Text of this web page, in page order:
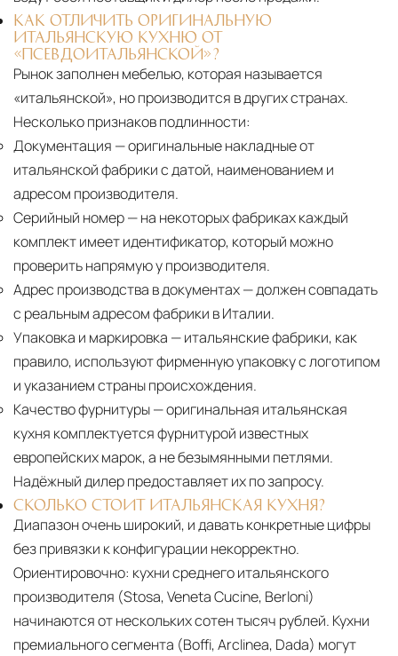
КАК ОТЛИЧИТЬ ОРИГИНАЛЬНУЮ
ИТАЛЬЯНСКУЮ КУХНЮ ОТ
«ПСЕВДОИТАЛЬЯНСКОЙ»?
Рынок заполнен мебелью, которая называется
«итальянской», но производится в других странах.
Несколько признаков подлинности:
Документация — оригинальные накладные от
итальянской фабрики с датой, наименованием и
адресом производителя.
Серийный номер— на некоторых фабриках каждый
комплект имеет идентификатор, который можно
проверить напрямую у производителя.
Адрес производства в документах— должен совпадать
с реальным адресом фабрики в Италии.
Упаковка и маркировка — итальянские фабрики, как
правило, используют фирменную упаковку с логотипом
и указанием страны происхождения.
Качество фурнитуры— оригинальная итальянская
кухня комплектуется фурнитурой известных
европейских марок, а не безымянными петлями.
Надёжный дилер предоставляет их по запросу.
СКОЛЬКО СТОИТ ИТАЛЬЯНСКАЯ КУХНЯ?
Диапазон очень широкий, и давать конкретные цифры
без привязки к конфигурации некорректно.
Ориентировочно: кухни среднего итальянского
производителя (Stosa, Veneta Cucine, Berloni)
начинаются от нескольких сотен тысяч рублей. Кухни
премиального сегмента (Boffi, Arclinea, Dada) могут